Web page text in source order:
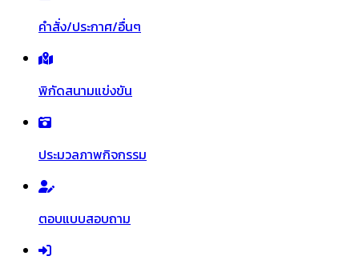
คำสั่ง/ประกาศ/อื่นๆ
พิกัดสนามแข่งขัน
ประมวลภาพกิจกรรม
ตอบแบบสอบถาม